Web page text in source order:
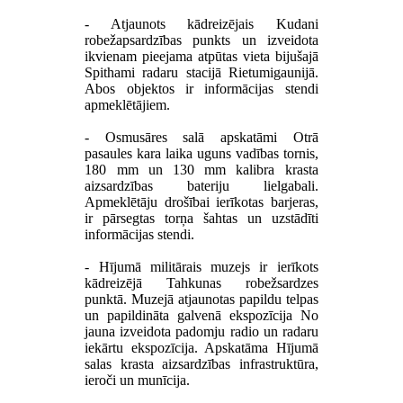
- Atjaunots kādreizējais Kudani
robežapsardzības punkts un izveidota
ikvienam pieejama atpūtas vieta bijušajā
Spithami radaru stacijā Rietumigaunijā.
Abos objektos ir informācijas stendi
apmeklētājiem.
- Osmusāres salā apskatāmi Otrā
pasaules kara laika uguns vadības tornis,
180 mm un 130 mm kalibra krasta
aizsardzības bateriju lielgabali.
Apmeklētāju drošībai ierīkotas barjeras,
ir pārsegtas torņa šahtas un uzstādīti
informācijas stendi.
- Hījumā militārais muzejs ir ierīkots
kādreizējā Tahkunas robežsar­dzes
punktā. Muzejā atjaunotas papildu telpas
un papildināta galvenā ekspozīcija No
jauna izveidota padomju radio un radaru
iekārtu ekspozīcija. Apskatāma Hījumā
salas krasta aizsardzības infrastruktūra,
ieroči un munīcija.